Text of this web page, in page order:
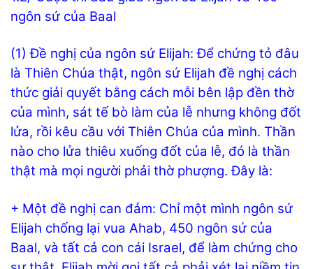
ngôn sứ của Baal
(1) Đề nghị của ngôn sứ Elijah: Để chứng tỏ đâu
là Thiên Chúa thật, ngôn sứ Elijah đề nghị cách
thức giải quyết bằng cách mỗi bên lập đền thờ
của mình, sát tế bò làm của lễ nhưng không đốt
lửa, rồi kêu cầu với Thiên Chúa của mình. Thần
nào cho lửa thiêu xuống đốt của lễ, đó là thần
thật mà mọi người phải thờ phượng. Đây là:
+ Một đề nghị can đảm: Chỉ một mình ngôn sứ
Elijah chống lại vua Ahab, 450 ngôn sứ của
Baal, và tất cả con cái Israel, để làm chứng cho